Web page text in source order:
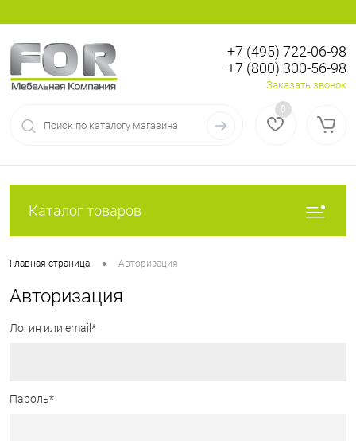
Регистрация
+7 (495) 722-06-98
+7 (800) 300-56-98
Заказать звонок
0
Каталог товаров
Главная страница • Авторизация
Авторизация
Логин или email*
Пароль*